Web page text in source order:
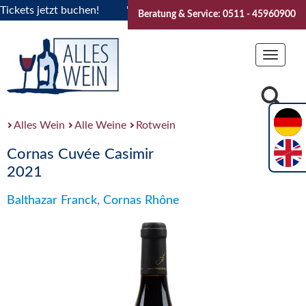
jetzt buchen! "Das Sommerfest 2026" Vive la
Beratung & Service: 0511 - 45960900
Toggle
Alles Wein Alle Weine Rotwein
Cornas Cuvée Casimir
2021
Balthazar Franck, Cornas Rhône